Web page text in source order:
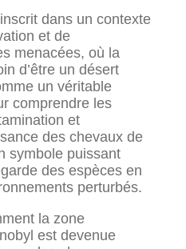
dans un contexte
et de
menacées, où la
d’être un désert
un véritable
comprendre les
et
des chevaux de
symbole puissant
des espèces en
perturbés.